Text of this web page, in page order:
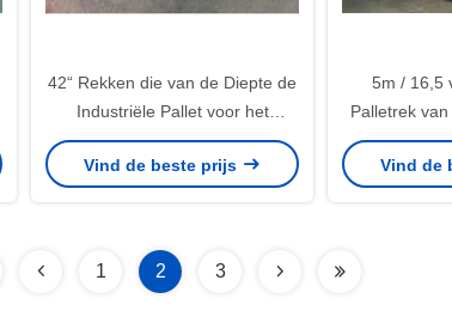
42“ Rekken die van de Diepte de
Industriële Pallet voor het
Metaalmateriaal van het
Opslagrek opschorten
Vind de beste prijs
5m / 16,5
Palletrek van
Ailse
Vind de
1 2 3